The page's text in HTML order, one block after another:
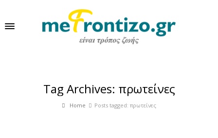
Tag Archives: πρωτείνες
Home Posts tagged: πρωτείνες